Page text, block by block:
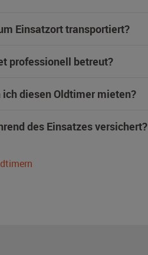
Einsatzort transportiert?
professionell betreut?
diesen Oldtimer mieten?
des Einsatzes versichert?